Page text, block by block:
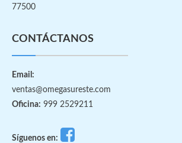
77500
CONTÁCTANOS
Email:
ventas@omegasureste.com
Oficina: 999 2529211
Síguenos en: